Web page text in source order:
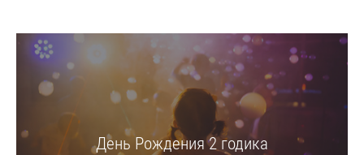
День Рождения 2 годика